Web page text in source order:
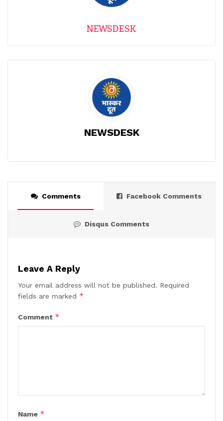
NEWSDESK
NEWSDESK
Comments Facebook Comments
Disqus Comments
Leave A Reply
Your email address will not be published. Required
fields are marked *
Comment *
Name *